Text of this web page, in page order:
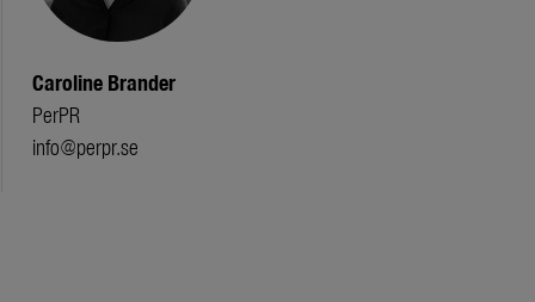
Caroline Brander
PerPR
info@perpr.se